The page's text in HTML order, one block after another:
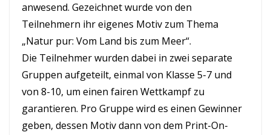
anwesend. Gezeichnet wurde von den
Teilnehmern ihr eigenes Motiv zum Thema
„Natur pur: Vom Land bis zum Meer“.
Die Teilnehmer wurden dabei in zwei separate
Gruppen aufgeteilt, einmal von Klasse 5-7 und
von 8-10, um einen fairen Wettkampf zu
garantieren. Pro Gruppe wird es einen Gewinner
geben, dessen Motiv dann von dem Print-On-